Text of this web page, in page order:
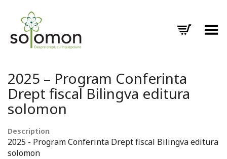
Toggle Menu
2025 – Program Conferinta
Drept fiscal Bilingva editura
solomon
Description
2025 - Program Conferinta Drept fiscal Bilingva editura
solomon